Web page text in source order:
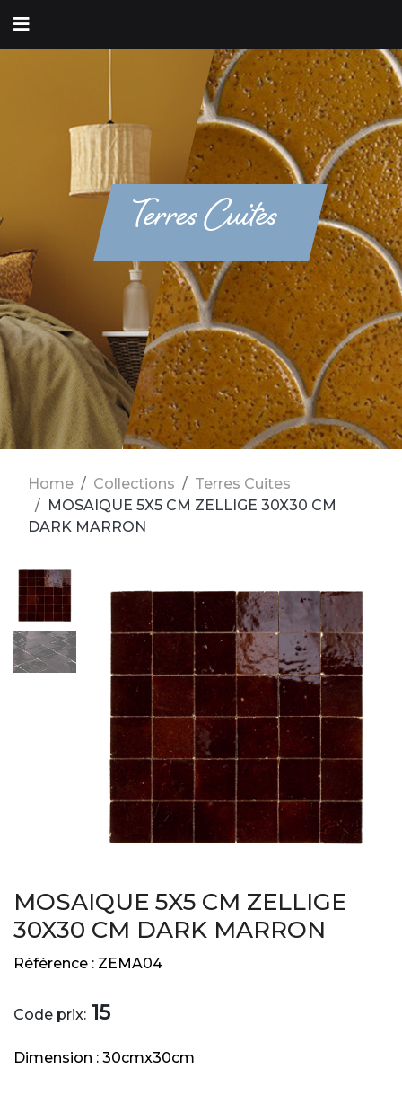
Terres Cuites
Home Collections
Terres Cuites
MOSAIQUE 5X5 CM ZELLIGE 30X30 CM
DARK MARRON
MOSAIQUE 5X5 CM ZELLIGE
30X30 CM DARK MARRON
Référence : ZEMA04
Code prix: 15
Dimension : 30cmx30cm